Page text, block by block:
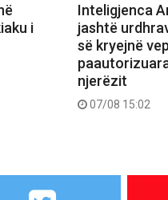
i
Inteligjenca
jashtë
së kryejnë
njerëzit
07/08 15:02